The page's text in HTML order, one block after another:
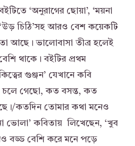
‘অনুরাগের ছোয়া’, ‘ময়না
‘উড় চিঠি’সহ আরও বেশ কয়েকটি
আছে। ভালোবাসা তীব্র হলেই
থাকে। বইটির প্রথম
গুঞ্জন’ যেখানে কবি
চলে গেছো, কত বসন্ত, কত
কতদিন তোমার কথা মনেও
ভোলা’ কবিতায় লিখেছেন, ‘খুব
বড্ড বেশি করে মনে পড়ে